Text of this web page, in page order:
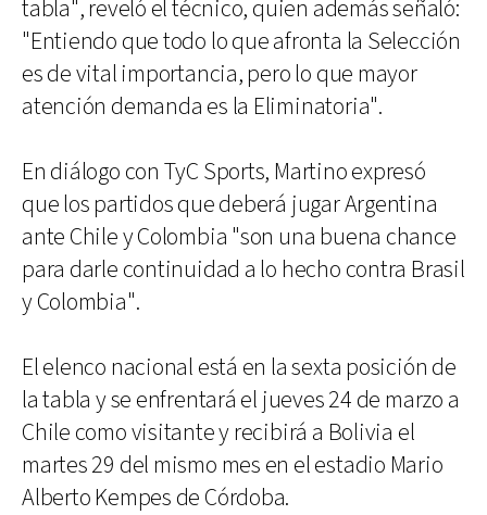
tabla", reveló el técnico, quien además señaló:
"Entiendo que todo lo que afronta la Selección
es de vital importancia, pero lo que mayor
atención demanda es la Eliminatoria".
En diálogo con TyC Sports, Martino expresó
que los partidos que deberá jugar Argentina
ante Chile y Colombia "son una buena chance
para darle continuidad a lo hecho contra Brasil
y Colombia".
El elenco nacional está en la sexta posición de
la tabla y se enfrentará el jueves 24 de marzo a
Chile como visitante y recibirá a Bolivia el
martes 29 del mismo mes en el estadio Mario
Alberto Kempes de Córdoba.